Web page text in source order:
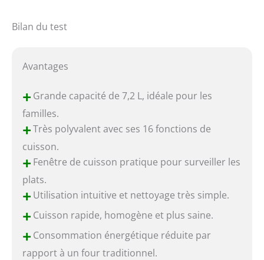
Bilan du test
Avantages
+Grande capacité de 7,2 L, idéale pour les
familles.
+Très polyvalent avec ses 16 fonctions de
cuisson.
+Fenêtre de cuisson pratique pour surveiller les
plats.
+Utilisation intuitive et nettoyage très simple.
+Cuisson rapide, homogène et plus saine.
+Consommation énergétique réduite par
rapport à un four traditionnel.